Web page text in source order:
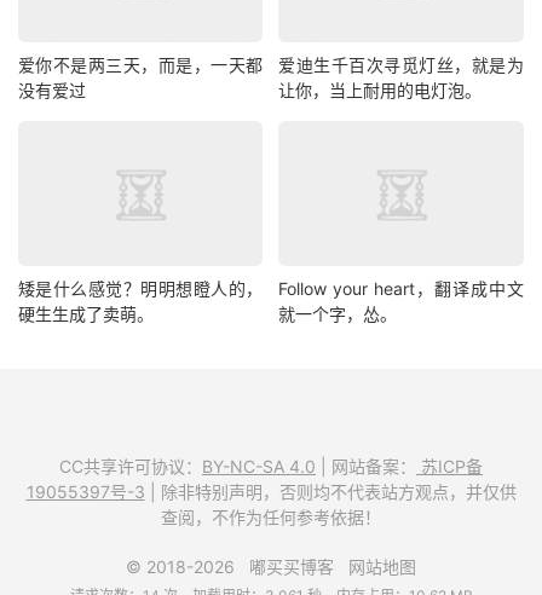
爱你不是两三天，而是，一天都
没有爱过
爱迪生千百次寻觅灯丝，就是为
让你，当上耐用的电灯泡。
矮是什么感觉？明明想瞪人的，
硬生生成了卖萌。
Follow your heart，翻译成中文
就一个字，怂。
CC共享许可协议： BY-NC-SA 4.0 | 网站备案：
苏ICP备
19055397号-3 | 除非特别声明，否则均不代表站方观点，并仅供
查阅，不作为任何参考依据！
© 2018-2026 嘟买买博客 网站地图